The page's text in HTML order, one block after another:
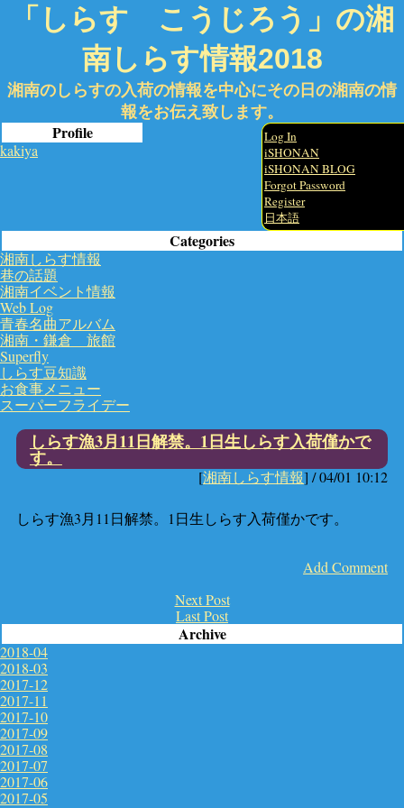
「しらす こうじろう」の湘
南しらす情報2018
湘南のしらすの入荷の情報を中心にその日の湘南の情
報をお伝え致します。
Profile
kakiya
Log In
iSHONAN
iSHONAN BLOG
Forgot Password
Register
日本語
Categories
湘南しらす情報
巷の話題
湘南イベント情報
Web Log
青春名曲アルバム
湘南・鎌倉 旅館
Superfly
しらす豆知識
お食事メニュー
スーパーフライデー
しらす漁3月11日解禁。1日生しらす入荷僅かで
す。
[湘南しらす情報] /04/01 10:12
しらす漁3月11日解禁。1日生しらす入荷僅かです。
Add Comment
Next Post
Last Post
Archive
2018-04
2018-03
2017-12
2017-11
2017-10
2017-09
2017-08
2017-07
2017-06
2017-05